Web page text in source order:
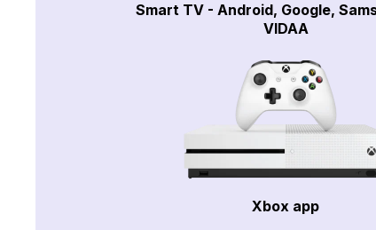
Smart TV - Android, Google,
VIDAA
Xbox app